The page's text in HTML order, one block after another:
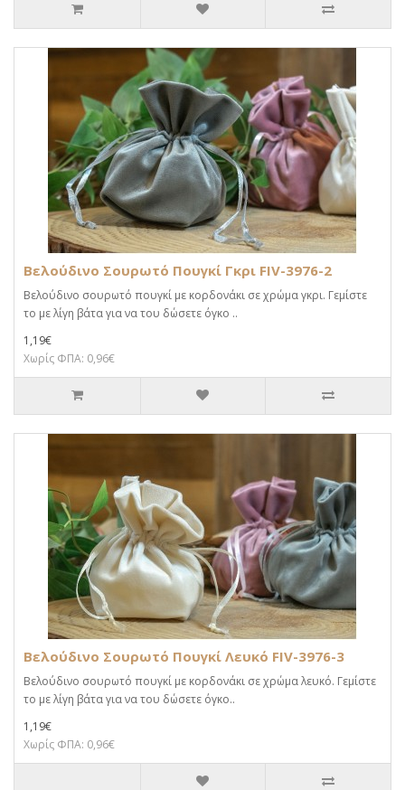
Βελούδινο Σουρωτό Πουγκί Γκρι FIV-3976-2
Βελούδινο σουρωτό πουγκί με κορδονάκι σε χρώμα γκρι. Γεμίστε
το με λίγη βάτα για να του δώσετε όγκο ..
1,19€
Χωρίς ΦΠΑ: 0,96€
Βελούδινο Σουρωτό Πουγκί Λευκό FIV-3976-3
Βελούδινο σουρωτό πουγκί με κορδονάκι σε χρώμα λευκό. Γεμίστε
το με λίγη βάτα για να του δώσετε όγκο..
1,19€
Χωρίς ΦΠΑ: 0,96€